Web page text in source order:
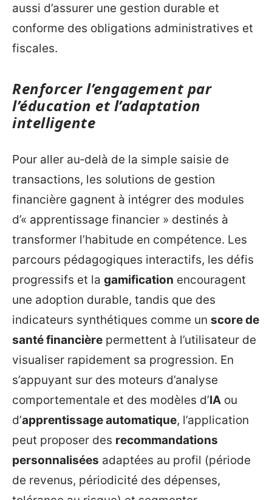
aussi d’assurer une gestion durable et
conforme des obligations administratives et
fiscales.
Renforcer l’engagement par
l’éducation et l’adaptation
intelligente
Pour aller au‑delà de la simple saisie de
transactions, les solutions de gestion
financière gagnent à intégrer des modules
d’« apprentissage financier » destinés à
transformer l’habitude en compétence. Les
parcours pédagogiques interactifs, les défis
progressifs et la gamification encouragent
une adoption durable, tandis que des
indicateurs synthétiques comme un score de
santé financière permettent à l’utilisateur de
visualiser rapidement sa progression. En
s’appuyant sur des moteurs d’analyse
comportementale et des modèles d’IA ou
d’apprentissage automatique, l’application
peut proposer des recommandations
personnalisées adaptées au profil (période
de revenus, périodicité des dépenses,